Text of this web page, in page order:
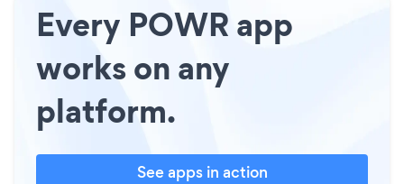
Every POWR app
works on any
platform.
See apps in action